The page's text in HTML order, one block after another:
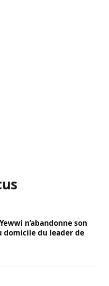
n’abandonne son
domicile du leader de